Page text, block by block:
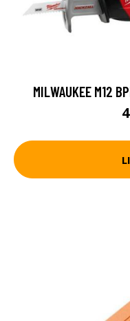
MILWAUKEE M12